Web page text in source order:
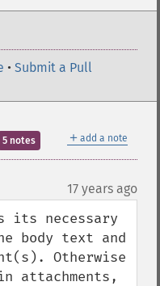
• Submit a Pull
＋ add a note
5 notes
17 years ago
its necessary
body text and
Otherwise
attachments,